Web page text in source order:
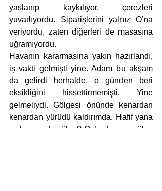
yaslanıp kaykılıyor, çerezleri
yuvarlıyordu. Siparişlerini yalnız O’na
veriyordu, zaten diğerleri de masasına
uğramıyordu.
Havanın kararmasına yakın hazırlandı,
iş vakti gelmişti yine. Adam bu akşam
da gelirdi herhalde, o günden beri
eksikliğini hissettirmemişti. Yine
gelmeliydi. Gölgesi önünde kenardan
kenardan yürüdü kaldırımda. Hafif yana
mı kayıyordu gölge? O durdu ama gölge